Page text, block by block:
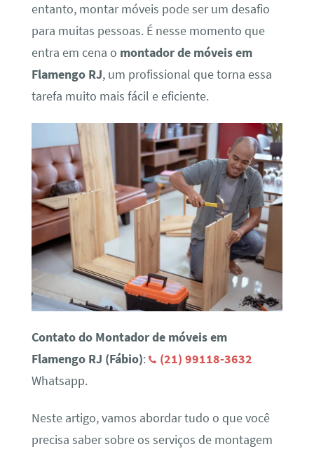
entanto, montar móveis pode ser um desafio
para muitas pessoas. É nesse momento que
entra em cena o montador de móveis em
Flamengo RJ, um profissional que torna essa
tarefa muito mais fácil e eficiente.
Contato do Montador de móveis em
Flamengo RJ (Fábio):
(21) 99118-3632
Whatsapp.
Neste artigo, vamos abordar tudo o que você
precisa saber sobre os serviços de montagem